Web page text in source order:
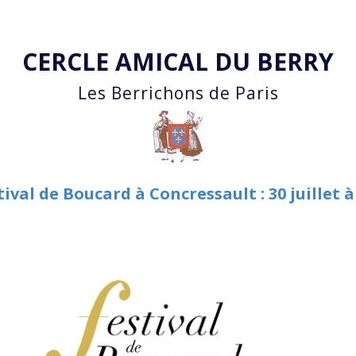
CERCLE AMICAL DU BERRY
Les Berrichons de Paris
de Boucard à Concressault : 30 juillet